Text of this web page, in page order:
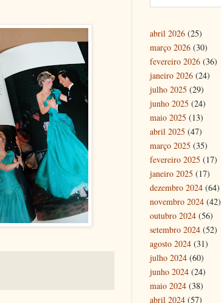
abril 2026 (25)
março 2026 (30)
fevereiro 2026 (36)
janeiro 2026 (24)
julho 2025 (29)
junho 2025 (24)
maio 2025 (13)
abril 2025 (47)
março 2025 (35)
fevereiro 2025 (17)
janeiro 2025 (17)
dezembro 2024 (64)
novembro 2024 (42)
outubro 2024 (56)
setembro 2024 (52)
agosto 2024 (31)
julho 2024 (60)
junho 2024 (24)
maio 2024 (38)
abril 2024 (57)